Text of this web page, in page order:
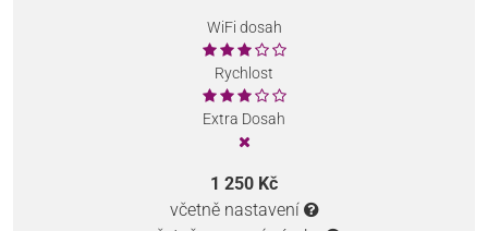
WiFi dosah
Rychlost
Extra Dosah
1 250 Kč
včetně nastavení